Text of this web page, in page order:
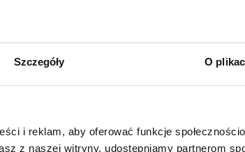
Szczegóły O
i reklam, aby oferować funkcje
z naszej witryny, udostępniamy partnerom
przepisach
się sumy gwarancyjnej oznaczało, że
odszkodowawcze. W praktyce
renta ta przestała być
o przyznanie środków drogą sądową.
po wyczerpaniu sumy gwarancyjnej,